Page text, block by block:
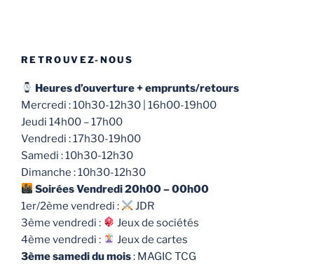
RETROUVEZ-NOUS
Heures d’ouverture + emprunts/retours
Mercredi : 10h30-12h30 | 16h00-19h00
Jeudi 14h00 – 17h00
Vendredi : 17h30-19h00
Samedi : 10h30-12h30
Dimanche : 10h30-12h30
Soirées Vendredi 20h00 – 00h00
1er/2ème vendredi :
JDR
3ème vendredi :
Jeux de sociétés
4ème vendredi :
Jeux de cartes
3ème samedi du mois: MAGIC TCG